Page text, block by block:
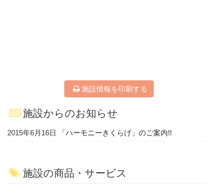
施設情報を印刷する
施設からのお知らせ
2015年6月16日 「ハーモニーきくらげ」のご案内!!
施設の商品・サービス